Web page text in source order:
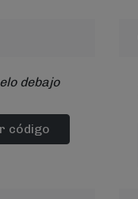
debajo
código